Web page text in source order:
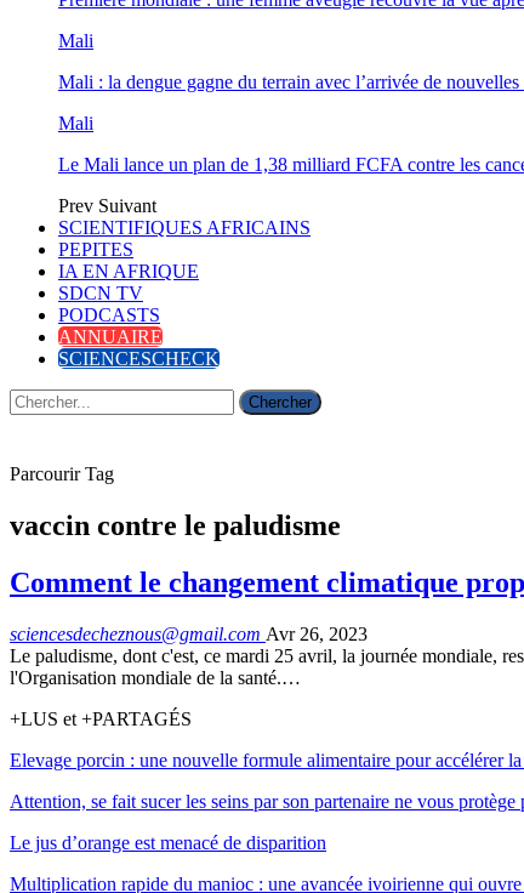
Mali
Mali : la dengue gagne du terrain avec l’arrivée de
Mali
Le Mali lance un plan de 1,38 milliard FCFA contre les
Prev Suivant
SCIENTIFIQUES AFRICAINS
PEPITES
IA EN AFRIQUE
SDCN TV
PODCASTS
ANNUAIRE
SCIENCESCHECK
Parcourir Tag
vaccin contre le paludisme
Comment le changement climatique
sciencesdecheznous@gmail.com Avr 26, 2023
Le paludisme, dont c'est, ce mardi 25 avril, la journée mondiale,
l'Organisation mondiale de la santé.…
+LUS et +PARTAGÉS
Elevage porcin : une nouvelle formule alimentaire pour accélérer
Attention, se fait sucer les seins par son partenaire ne vous protège
Le jus d’orange est menacé de disparition
Multiplication rapide du manioc : une avancée ivoirienne qui